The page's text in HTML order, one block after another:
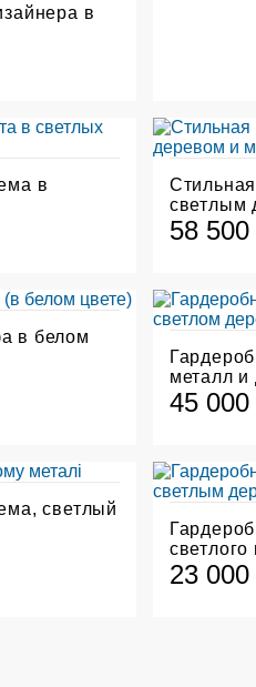
в
в
светлым
58 500
в белом
металл и
45 000
светлый
23 000